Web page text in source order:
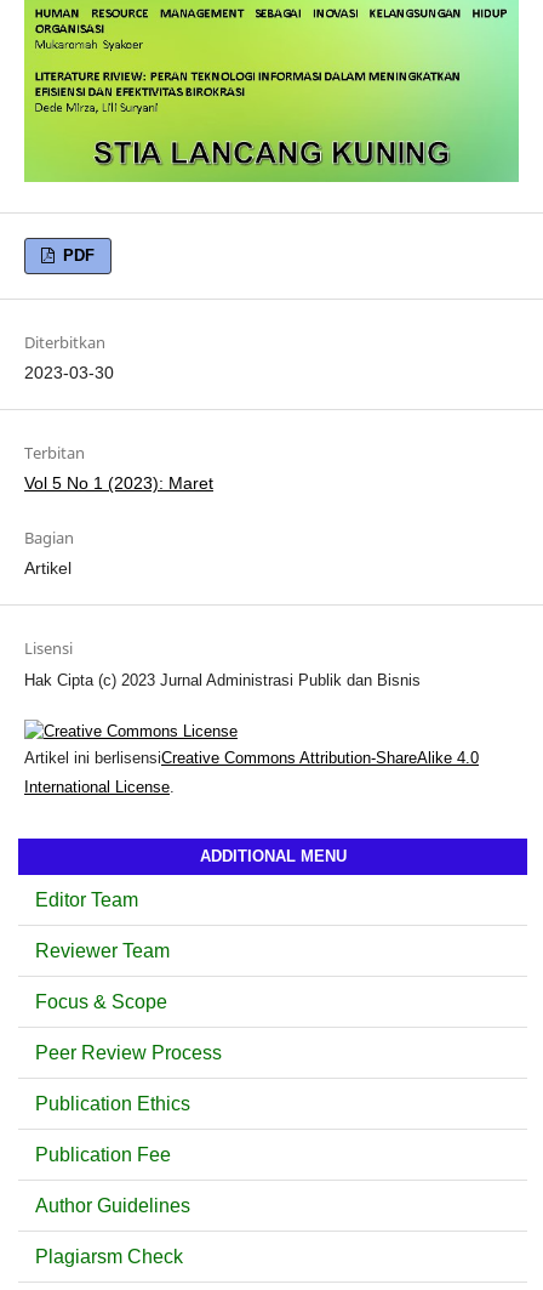
PDF
Diterbitkan
2023-03-30
Terbitan
Vol 5 No 1 (2023): Maret
Bagian
Artikel
Lisensi
Hak Cipta (c) 2023 Jurnal Administrasi Publik dan Bisnis
Artikel ini berlisensiCreative Commons Attribution-ShareAlike 4.0
International License.
ADDITIONAL MENU
Editor Team
Reviewer Team
Focus & Scope
Peer Review Process
Publication Ethics
Publication Fee
Author Guidelines
Plagiarsm Check